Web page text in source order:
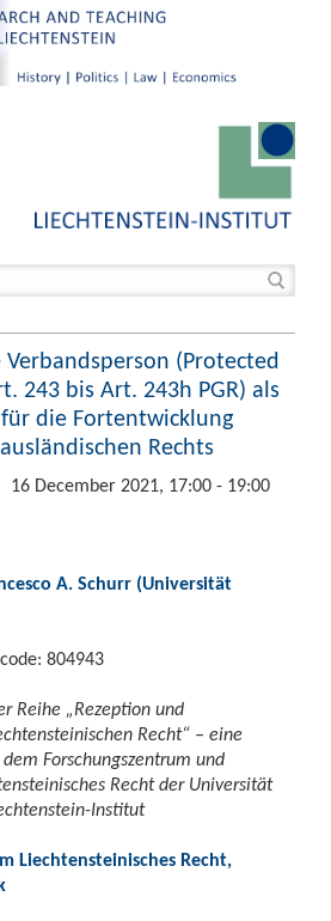
Verbandsperson (Protected
243 bis Art. 243h PGR) als
die Fortentwicklung
Rechts
16 December 2021, 17:00 - 19:00
A. Schurr (Universität
804943
Reihe „Rezeption und
Recht“ – eine
Forschungszentrum und
Recht der Universität
Institut
Liechtensteinisches Recht,